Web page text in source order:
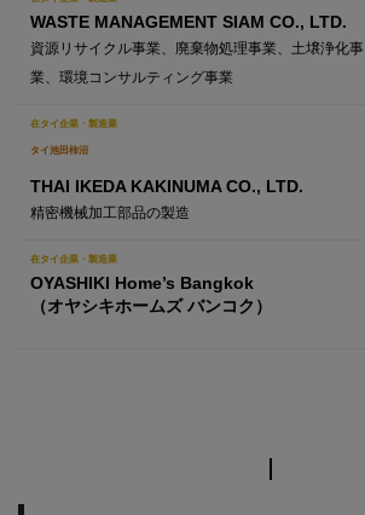
WASTE MANAGEMENT SIAM CO., LTD.
資源リサイクル事業、廃棄物処理事業、土壌浄化事
業、環境コンサルティング事業
在タイ企業・製造業
タイ池田柿沼
THAI IKEDA KAKINUMA CO., LTD.
精密機械加工部品の製造
在タイ企業・製造業
OYASHIKI Home’s Bangkok
（オヤシキホームズ バンコク）